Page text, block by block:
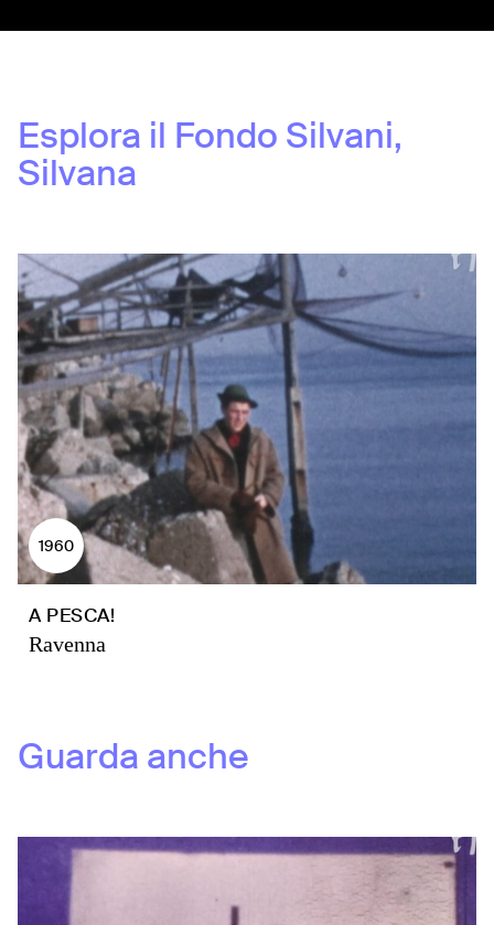
Esplora il Fondo Silvani,
Silvana
1960
A PESCA!
Ravenna
Guarda anche